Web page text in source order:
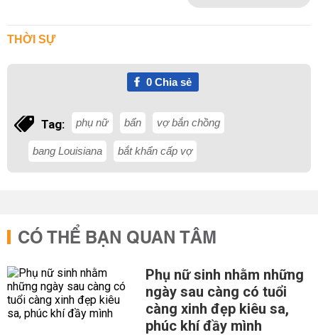
THỜI SỰ
0Chia sẻ
Tag: phụ nữ bẩn vợ bắn chồng
bang Louisiana bắt khẩn cấp vợ
CÓ THỂ BẠN QUAN TÂM
Phụ nữ sinh nhằm những
ngày sau càng có tuổi
càng xinh đẹp kiêu sa,
phúc khí đầy mình